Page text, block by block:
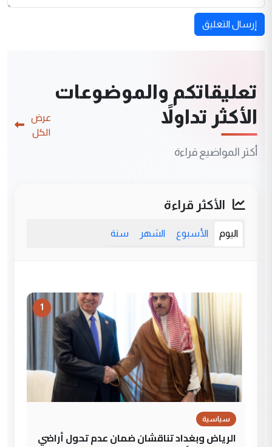
إرسال التعليق
تعليقاتكم والموضوعات
الأكثر تداولاً
أكثر المواضيع قراءة
عرض
الكل
الأكثر قراءة
اليوم الأسبوع الشهر سنة
1
سياسية
الرياض وبغداد تناقشان ضمان عدم تحول أراضي